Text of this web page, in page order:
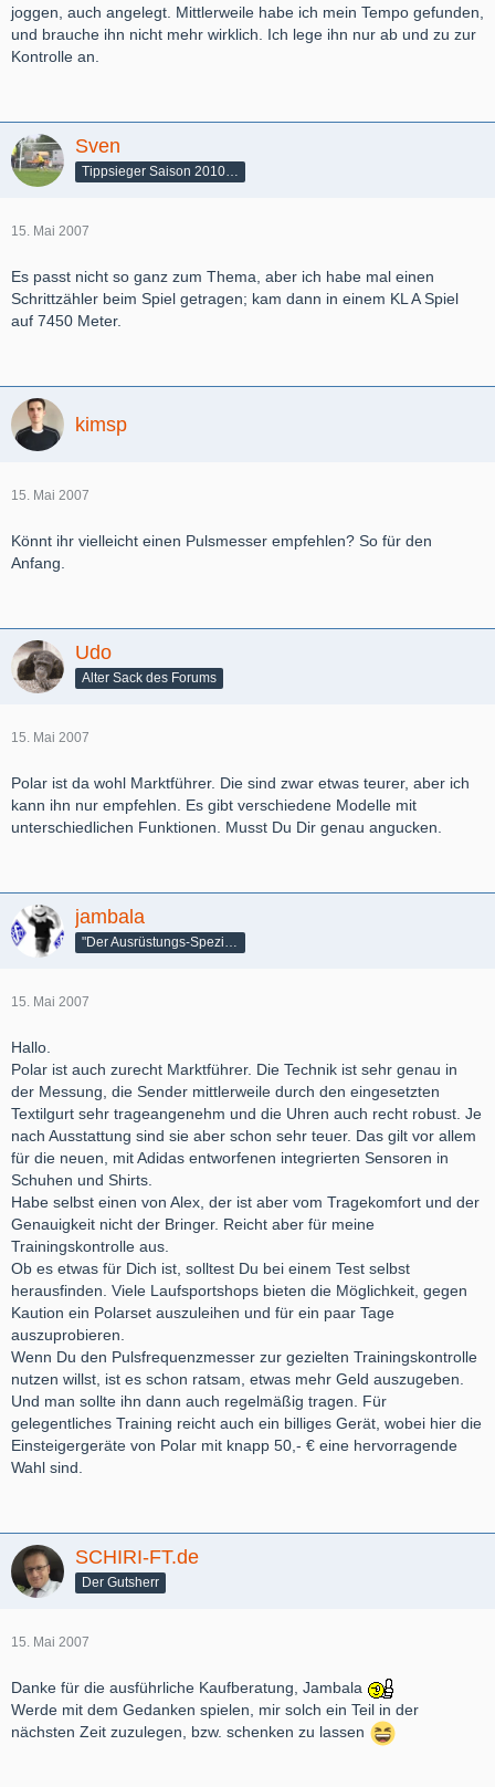
joggen, auch angelegt. Mittlerweile habe ich mein Tempo gefunden,
und brauche ihn nicht mehr wirklich. Ich lege ihn nur ab und zu zur
Kontrolle an.
Sven
15. Mai 2007
Es passt nicht so ganz zum Thema, aber ich habe mal einen
Schrittzähler beim Spiel getragen; kam dann in einem KL A Spiel
auf 7450 Meter.
kimsp
15. Mai 2007
Könnt ihr vielleicht einen Pulsmesser empfehlen? So für den
Anfang.
Udo
Alter Sack des Forums
15. Mai 2007
Polar ist da wohl Marktführer. Die sind zwar etwas teurer, aber ich
kann ihn nur empfehlen. Es gibt verschiedene Modelle mit
unterschiedlichen Funktionen. Musst Du Dir genau angucken.
jambala
15. Mai 2007
Hallo.
Polar ist auch zurecht Marktführer. Die Technik ist sehr genau in
der Messung, die Sender mittlerweile durch den eingesetzten
Textilgurt sehr trageangenehm und die Uhren auch recht robust. Je
nach Ausstattung sind sie aber schon sehr teuer. Das gilt vor allem
für die neuen, mit Adidas entworfenen integrierten Sensoren in
Schuhen und Shirts.
Habe selbst einen von Alex, der ist aber vom Tragekomfort und der
Genauigkeit nicht der Bringer. Reicht aber für meine
Trainingskontrolle aus.
Ob es etwas für Dich ist, solltest Du bei einem Test selbst
herausfinden. Viele Laufsportshops bieten die Möglichkeit, gegen
Kaution ein Polarset auszuleihen und für ein paar Tage
auszuprobieren.
Wenn Du den Pulsfrequenzmesser zur gezielten Trainingskontrolle
nutzen willst, ist es schon ratsam, etwas mehr Geld auszugeben.
Und man sollte ihn dann auch regelmäßig tragen. Für
gelegentliches Training reicht auch ein billiges Gerät, wobei hier die
Einsteigergeräte von Polar mit knapp 50,- € eine hervorragende
Wahl sind.
SCHIRI-FT.de
Der Gutsherr
15. Mai 2007
Danke für die ausführliche Kaufberatung, Jambala
Werde mit dem Gedanken spielen, mir solch ein Teil in der
nächsten Zeit zuzulegen, bzw. schenken zu lassen